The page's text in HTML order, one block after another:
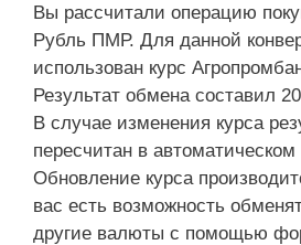
Вы рассчитали операцию
Рубль ПМР. Для данной
использован курс
Результат обмена составил
В случае изменения курса
пересчитан в
Обновление курса
вас есть возможность
другие валюты с помощью